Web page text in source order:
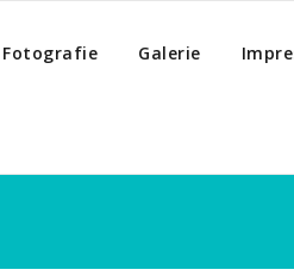
Fotografie Galerie